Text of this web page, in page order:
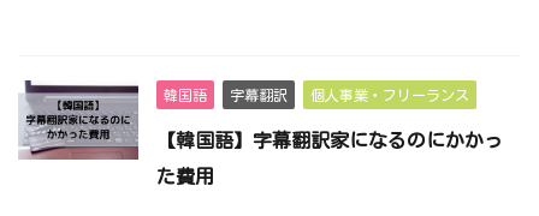
韓国語 字幕翻訳 個人事業・フリーランス
【韓国語】字幕翻訳家になるのにかかっ
た費用